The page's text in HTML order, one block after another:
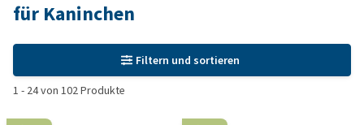
für Kaninchen
Filtern und sortieren
1 - 24von 102Produkte